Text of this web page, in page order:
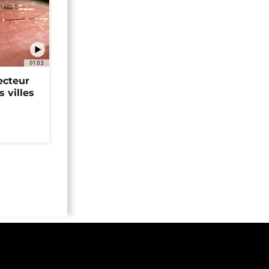
01:03
villes